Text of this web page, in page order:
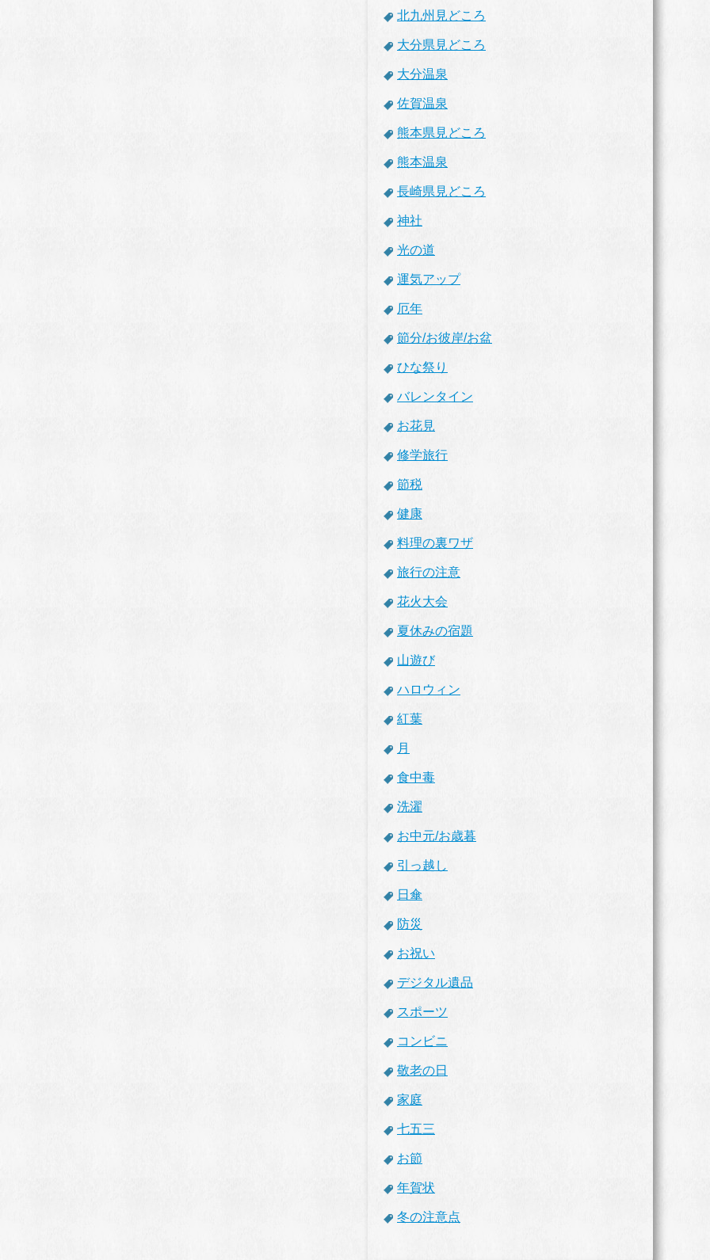
北九州見どころ
大分県見どころ
大分温泉
佐賀温泉
熊本県見どころ
熊本温泉
長崎県見どころ
神社
光の道
運気アップ
厄年
節分/お彼岸/お盆
ひな祭り
バレンタイン
お花見
修学旅行
節税
健康
料理の裏ワザ
旅行の注意
花火大会
夏休みの宿題
山遊び
ハロウィン
紅葉
月
食中毒
洗濯
お中元/お歳暮
引っ越し
日傘
防災
お祝い
デジタル遺品
スポーツ
コンビニ
敬老の日
家庭
七五三
お節
年賀状
冬の注意点